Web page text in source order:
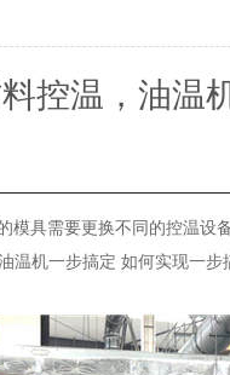
控温，油温
具需要更换不同的控温设
温机一步搞定 如何实现一步